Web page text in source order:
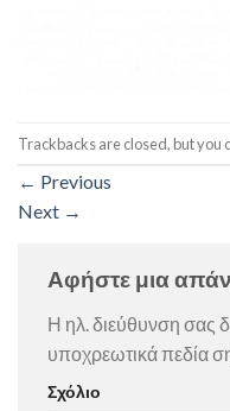
Trackbacks are closed, but you
← Previous
Next →
Αφήστε μια
Η ηλ. διεύθυνση σας
υποχρεωτικά πεδία
Σχόλιο